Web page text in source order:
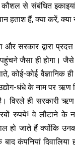
से संबंधित
हताश हैं, क्या करें,
सरकार द्वारा
जैसा ही होगा। जैसे
कोई-कोई वैज्ञानिक
धंधे के नाम पर ऋण
विरले ही सरकारी
रुपये! वे लौटाने के
हो जाते हैं क्योंकि
कंपनियां